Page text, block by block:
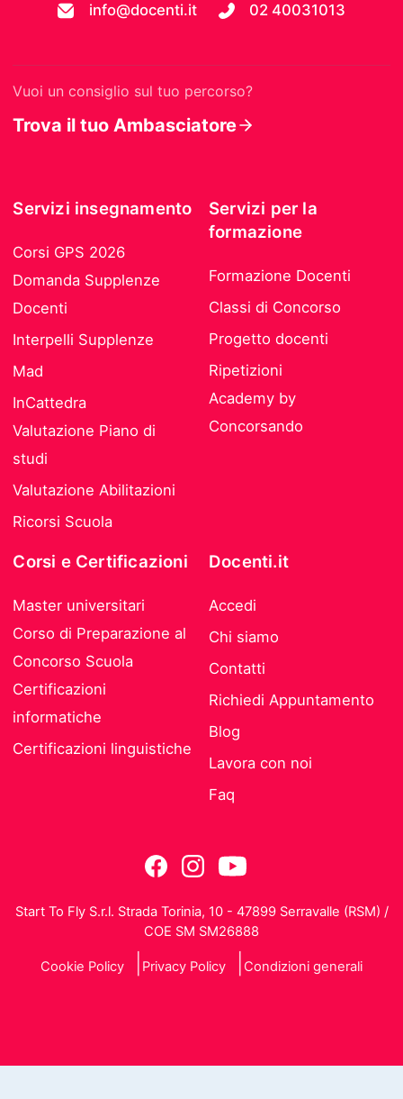
info@docenti.it 02 40031013
Vuoi un consiglio sul tuo percorso?
Trova il tuo Ambasciatore
Servizi insegnamento
Corsi GPS 2026
Domanda Supplenze
Docenti
Interpelli Supplenze
Mad
InCattedra
Valutazione Piano di
studi
Valutazione Abilitazioni
Ricorsi Scuola
Servizi per la
formazione
Formazione Docenti
Classi di Concorso
Progetto docenti
Ripetizioni
Academy by
Concorsando
Corsi e Certificazioni
Master universitari
Corso di Preparazione al
Concorso Scuola
Certificazioni
informatiche
Certificazioni linguistiche
Docenti.it
Accedi
Chi siamo
Contatti
Richiedi Appuntamento
Blog
Lavora con noi
Faq
Start To Fly S.r.l. Strada Torinia, 10 - 47899 Serravalle (RSM) /
COE SM SM26888
Cookie Policy Privacy Policy Condizioni generali